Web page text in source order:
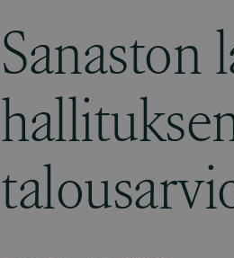
Sanaston